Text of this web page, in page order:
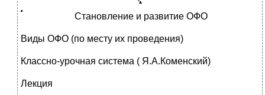
Становление и развитие ОФО
Виды ОФО (по месту их проведения)
Классно-урочная система ( Я.А.Коменский)
Лекция